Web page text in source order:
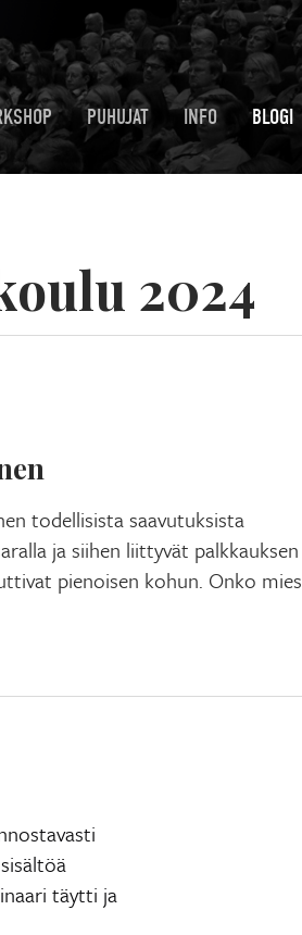
PUHUJAT INFO BLOGI
2024
todellisista saavutuksista
ja siihen liittyvät palkkauksen
pienoisen kohun. Onko mies
täytti ja